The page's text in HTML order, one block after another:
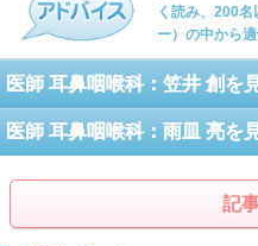
く読み、200
ー）の中から
医師 耳鼻咽喉科：笠井 創を
医師 耳鼻咽喉科：雨皿 亮を
記